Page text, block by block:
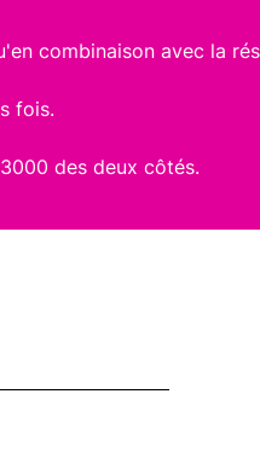
combinaison avec la
fois.
des deux côtés.